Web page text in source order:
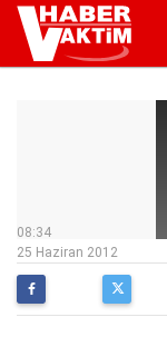
08:34
25 Haziran 2012